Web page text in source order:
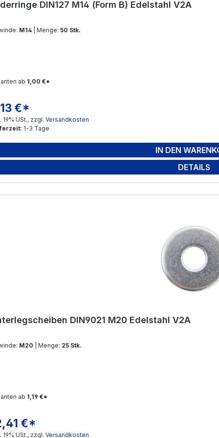
DIN127 M14 (Form B) Edelstahl V2A
M14 | Menge: 50 Stk.
ab 1,00 €*
Preis:
€*
19% USt., zzgl. Versandkosten
1-3 Tage
IN DEN
DETAILS
DIN9021 M20 Edelstahl V2A
M20 | Menge: 25 Stk.
ab 1,19 €*
Preis:
€*
19% USt., zzgl. Versandkosten